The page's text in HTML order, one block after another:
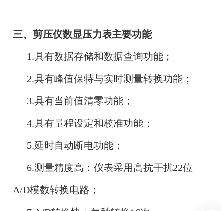
三、剪压仪数显压力表主要功能
1.具有数据存储和数据查询功能；
2.具有峰值保特与实时测量转换功能；
3.具有当前值清零功能；
4.具有量程设定和校准功能；
5.延时自动断电功能；
6.测量精度高：仪表采用高抗干扰22位
A/D模数转换电路；